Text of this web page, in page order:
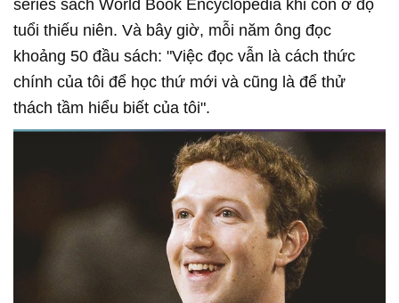
series sách World Book Encyclopedia khi còn ở độ
tuổi thiếu niên. Và bây giờ, mỗi năm ông đọc
khoảng 50 đầu sách: "Việc đọc vẫn là cách thức
chính của tôi để học thứ mới và cũng là để thử
thách tầm hiểu biết của tôi".